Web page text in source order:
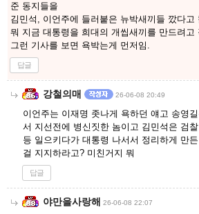
준 동지들을
김민석, 이언주에 들러붙은 뉴박새끼들 깠다고
뭐 지금 대통령을 희대의 개씹새끼를 만드려고
그런 기사를 보면 욕박는게 먼저임.
답글
강철의매 26-06-08 20:49
이언주는 이재명 좃나게 욕하던 얘고 송영
서 지선전에 병신짓한 놈이고 김민석은 검
등 일으키다가 대통령 나서서 정리하게 만
걸 지지하라고? 미친거지 뭐
답글
야만을사랑해 26-06-08 22:07